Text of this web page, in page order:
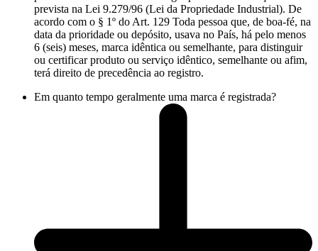
prevista na Lei 9.279/96 (Lei da Propriedade Industrial). De
acordo com o § 1º do Art. 129 Toda pessoa que, de boa-fé, na
data da prioridade ou depósito, usava no País, há pelo menos
6 (seis) meses, marca idêntica ou semelhante, para distinguir
ou certificar produto ou serviço idêntico, semelhante ou afim,
terá direito de precedência ao registro.
Em quanto tempo geralmente uma marca é registrada?